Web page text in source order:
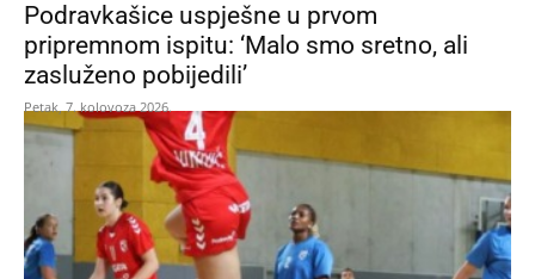
Podravkašice uspješne u prvom
pripremnom ispitu: ‘Malo smo sretno, ali
zasluženo pobijedili’
Petak, 7. kolovoza 2026.